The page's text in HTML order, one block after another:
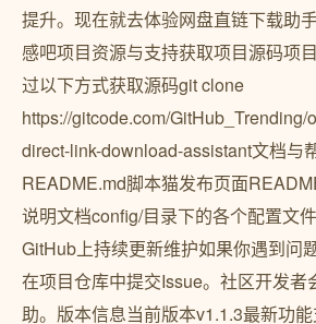
提升。现在就去体验网盘直链下载助
感吧项目资源与支持获取项目源码项
过以下方式获取源码git clone
https://gitcode.com/GitHub_Trending/
direct-link-download-assistant文档与
README.md脚本猫发布页面
说明文档config/目录下的各个配置文
GitHub上持续更新维护如果你遇到问
在项目仓库中提交Issue。社区开发者
助。版本信息当前版本v1.1.3最新功